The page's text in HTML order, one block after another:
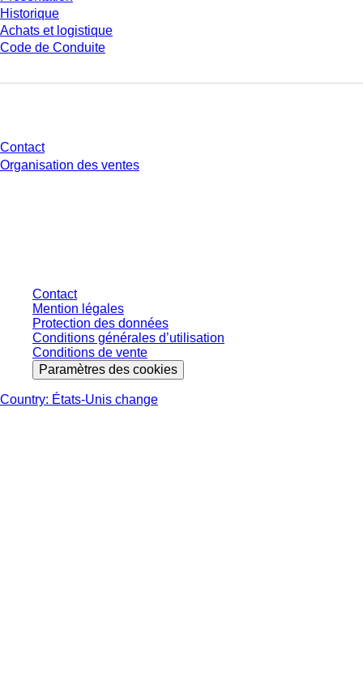
Historique
Achats et logistique
Code de Conduite
Contact
Organisation des ventes
Contact
Mention légales
Protection des données
Conditions générales d’utilisation
Conditions de vente
Paramètres des cookies
Country: États-Unis change